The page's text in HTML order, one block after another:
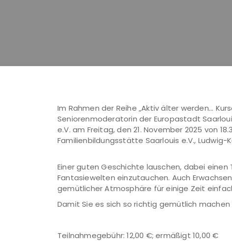
Im Rahmen der Reihe „Aktiv älter werden...
Seniorenmoderatorin der Europastadt
e.V. am Freitag, den 21. November 2025 von
Familienbildungsstätte Saarlouis e.V., Ludwig-
Einer guten Geschichte lauschen, dabei
Fantasiewelten einzutauchen. Auch
gemütlicher Atmosphäre für einige Zeit
Damit Sie es sich so richtig gemütlich
Teilnahmegebühr: 12,00 €; ermäßigt 10,00 €